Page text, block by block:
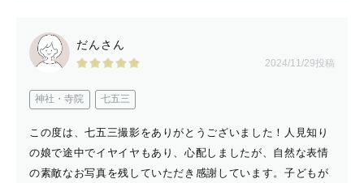
当たり前のように過ぎていく毎日も、
数年後、１０年後に、あの時の日々は当たり前ではなかっ
今そばにいる家族や友達、恋人との時間を写真という色褪
せないものに残しておきませんか？
特別な記念日や誕生日はもちろん、ありふれた日常もきっ
だんさん
2024/11/29投稿
神社・寺院 七五三
この度は、七五三撮影をありがとうございました！人見知り
の娘で途中でイヤイヤもあり、心配しましたが、自然な表情
の素敵なお写真を残していただき感謝しています。子どもが